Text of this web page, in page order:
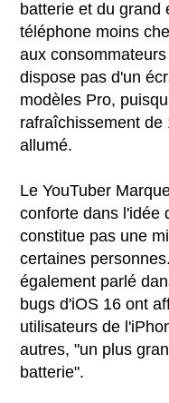
batterie et du grand
téléphone moins
aux
dispose pas d'un
modèles Pro,
rafraîchissement de
allumé.
Le YouTuber
conforte dans l'idée
constitue pas une
certaines
également parlé
bugs d'iOS 16 ont
utilisateurs de
autres, "un plus
batterie".